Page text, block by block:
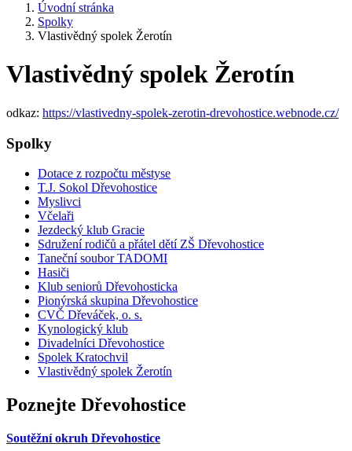
Úvodní stránka
Spolky
Vlastivědný spolek Žerotín
Vlastivědný spolek Žerotín
odkaz: https://vlastivedny-spolek-zerotin-drevohostice.webnode.cz/
Spolky
Dotace z rozpočtu městyse
T.J. Sokol Dřevohostice
Myslivci
Včelaři
Jezdecký klub Gracie
Sdružení rodičů a přátel dětí ZŠ Dřevohostice
Taneční soubor TADOMI
Hasiči
Klub seniorů Dřevohosticka
Pionýrská skupina Dřevohostice
CVČ Dřeváček, o. s.
Kynologický klub
Divadelníci Dřevohostice
Spolek Kratochvil
Vlastivědný spolek Žerotín
Poznejte Dřevohostice
Soutěžní okruh Dřevohostice